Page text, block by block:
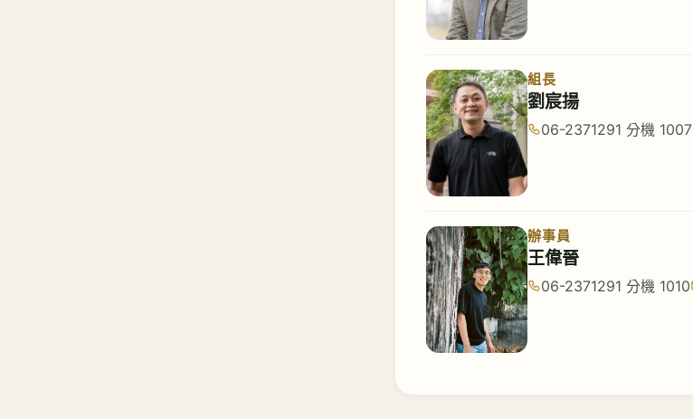
組長
劉宸揚
06-2371291 分機 1007
辦事員
王偉晉
06-2371291 分機 1010